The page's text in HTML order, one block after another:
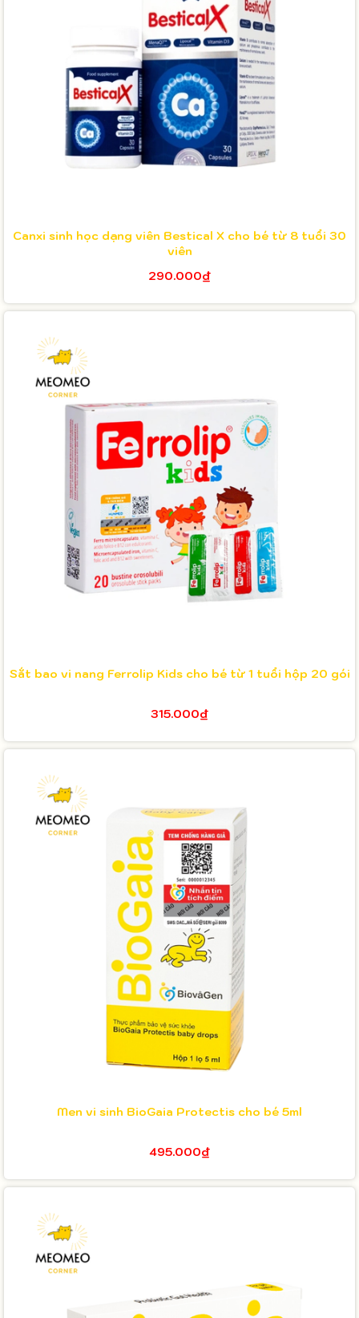
Canxi sinh học dạng viên Bestical X cho bé từ 8 tuổi 30
viên
290.000₫
Sắt bao vi nang Ferrolip Kids cho bé từ 1 tuổi hộp 20 gói
315.000₫
Men vi sinh BioGaia Protectis cho bé 5ml
495.000₫